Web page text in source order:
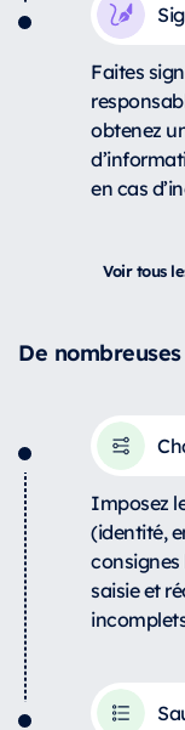
Faites
obtenez
en cas
Voir tous
De
Imposez
(identité,
consignes
saisie et